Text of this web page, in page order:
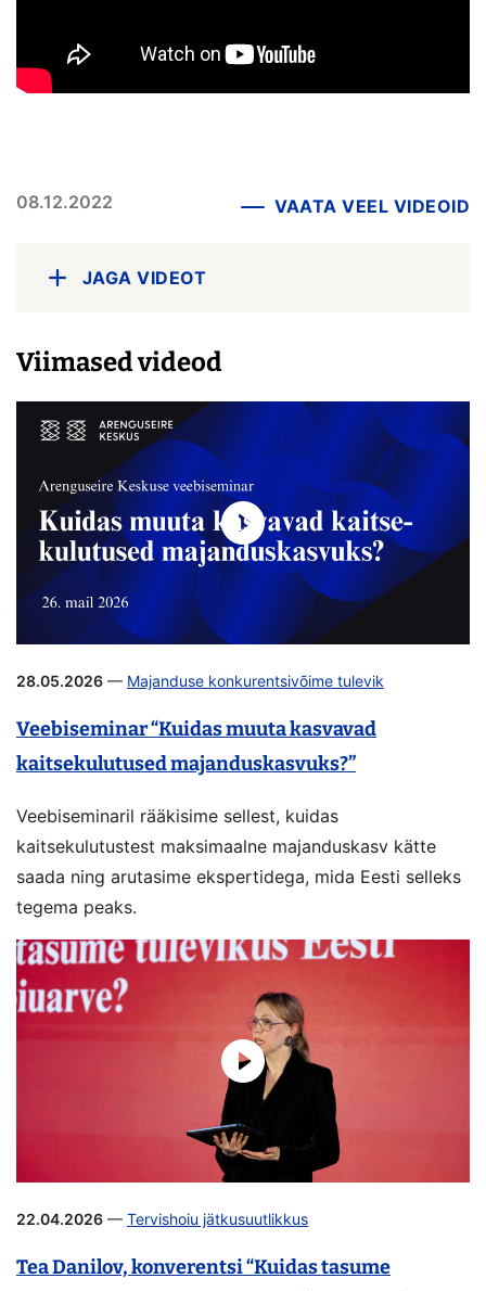
08.12.2022 VAATA VEEL VIDEOID
JAGA VIDEOT
Viimased videod
28.05.2026 — Majanduse konkurentsivõime tulevik
Veebiseminar “Kuidas muuta kasvavad
kaitsekulutused majanduskasvuks?”
Veebiseminaril rääkisime sellest, kuidas
kaitsekulutustest maksimaalne majanduskasv kätte
saada ning arutasime ekspertidega, mida Eesti selleks
tegema peaks.
22.04.2026 — Tervishoiu jätkusuutlikkus
Tea Danilov, konverentsi “Kuidas tasume